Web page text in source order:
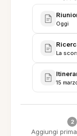
Oggi
La
15
2
Aggiungi